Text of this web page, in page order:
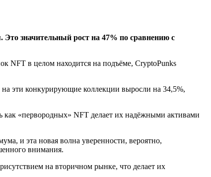
Это значительный рост на 47% по сравнению с
NFT в целом находится на подъёме, CryptoPunks
эти конкурирующие коллекции выросли на 34,5%,
как «первородных» NFT делает их надёжными активами
и эта новая волна уверенности, вероятно,
внимания.
на вторичном рынке, что делает их